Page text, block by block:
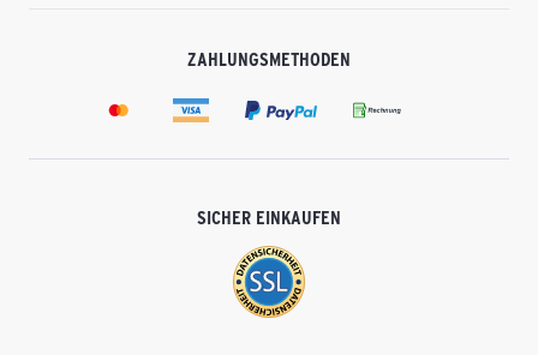
ZAHLUNGSMETHODEN
SICHER EINKAUFEN